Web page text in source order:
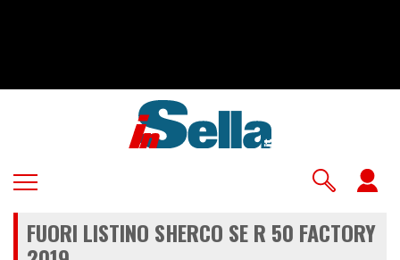
FUORI LISTINO SHERCO SE R 50 FACTORY